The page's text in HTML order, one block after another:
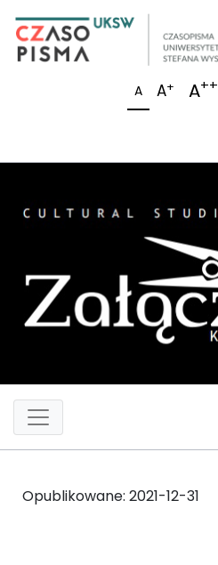
A A+ A++
Opublikowane: 2021-12-31